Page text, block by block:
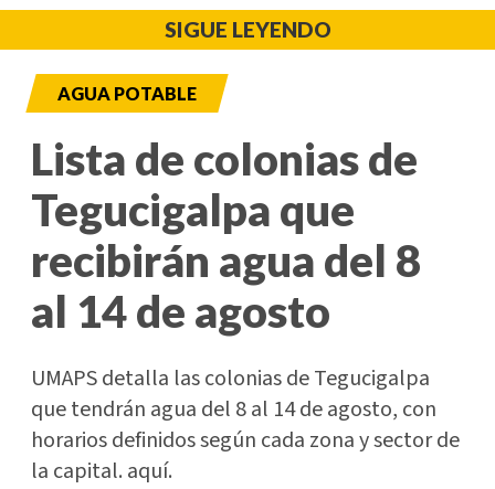
SIGUE LEYENDO
AGUA POTABLE
Lista de colonias de
Tegucigalpa que
recibirán agua del 8
al 14 de agosto
UMAPS detalla las colonias de Tegucigalpa
que tendrán agua del 8 al 14 de agosto, con
horarios definidos según cada zona y sector de
la capital. aquí.